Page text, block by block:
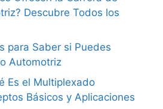
Descubre Todos los
para Saber si Puedes
Automotriz
Es el Multiplexado
Básicos y Aplicaciones